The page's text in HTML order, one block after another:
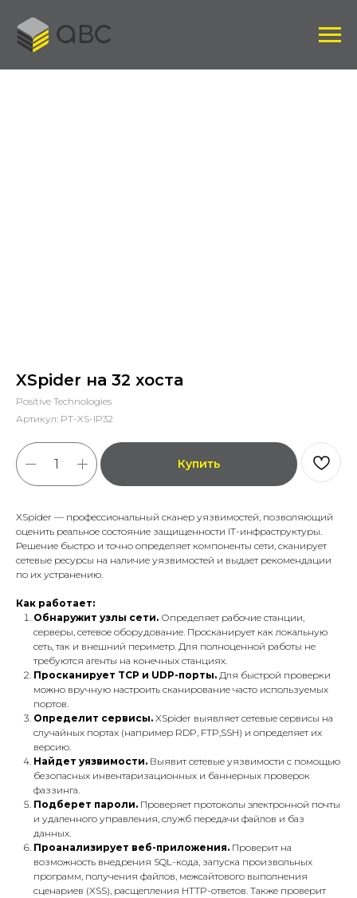
XSpider на 32 хоста
Positive Technologies
Артикул: PT-XS-IP32
Купить
XSpider — профессиональный сканер уязвимостей, позволяющий
оценить реальное состояние защищенности IT-инфраструктуры.
Решение быстро и точно определяет компоненты сети, сканирует
сетевые ресурсы на наличие уязвимостей и выдает рекомендации
по их устранению.
Как работает:
Обнаружит узлы сети. Определяет рабочие станции,
серверы, сетевое оборудование. Просканирует как локальную
сеть, так и внешний периметр. Для полноценной работы не
требуются агенты на конечных станциях.
Просканирует TCP и UDP-порты. Для быстрой проверки
можно вручную настроить сканирование часто используемых
портов.
Определит сервисы. XSpider выявляет сетевые сервисы на
случайных портах (например RDP, FTP,SSH) и определяет их
версию.
Найдет уязвимости. Выявит сетевые уязвимости с помощью
безопасных инвентаризационных и баннерных проверок
фаззинга.
Подберет пароли. Проверяет протоколы электронной почты
и удаленного управления, служб передачи файлов и баз
данных.
Проанализирует веб-приложения. Проверит на
возможность внедрения SQL-кода, запуска произвольных
программ, получения файлов, межсайтового выполнения
сценариев (XSS), расщепления HTTP-ответов. Также проверит